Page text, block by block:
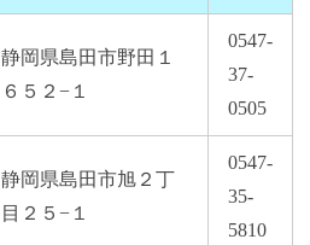
静岡県島田市野田１
６５２−１
0547-
37-
0505
静岡県島田市旭２丁
目２５−１
0547-
35-
5810